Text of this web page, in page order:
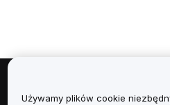
Informacje
Używamy plików cookie